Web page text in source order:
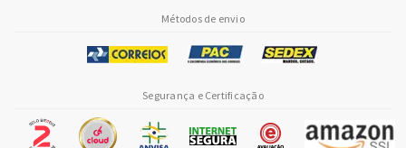
Métodos de envio
Segurança e Certificação